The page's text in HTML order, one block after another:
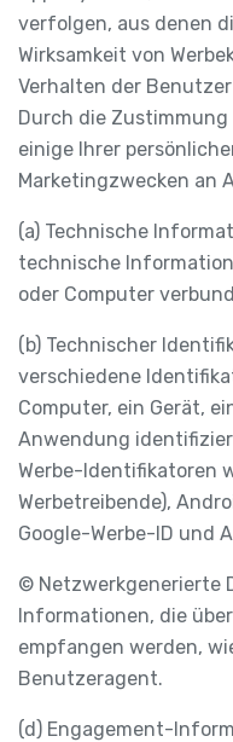
verfolgen, aus denen
Wirksamkeit von
Verhalten der
Durch die
einige Ihrer
Marketingzwecken an
(a) Technische
technische
oder Computer
(b) Technischer
verschiedene
Computer, ein Gerät,
Anwendung
Werbe-Identifikatoren
Werbetreibende),
Google-Werbe-ID und
© Netzwerkgenerierte
Informationen, die
empfangen werden,
Benutzeragent.
(d) Engagement-